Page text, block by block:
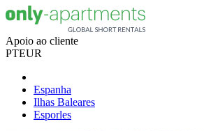
Apoio ao cliente
PTEUR
Espanha
Ilhas Baleares
Esporles